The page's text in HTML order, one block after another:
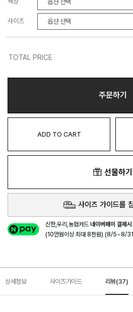
사이즈
TOTAL PRICE
주문하기
ADD TO CART
선물하기
사이즈 가이드를
신한,우리,농협카드네이버페이 결제
(10만원이상 최대 8천원) (8/5~8/
상세정보 사이즈가이드 리뷰(37)